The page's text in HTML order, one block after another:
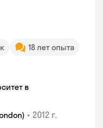
18 лет опыта
в
• 2012 г.